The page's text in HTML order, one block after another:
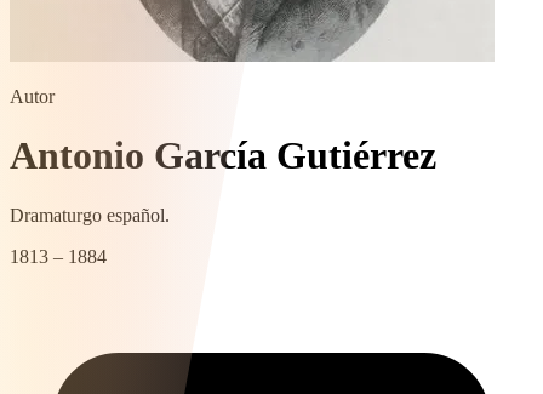
Autor
Antonio García Gutiérrez
Dramaturgo español.
1813 – 1884